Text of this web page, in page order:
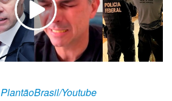
PlantãoBrasil/Youtube